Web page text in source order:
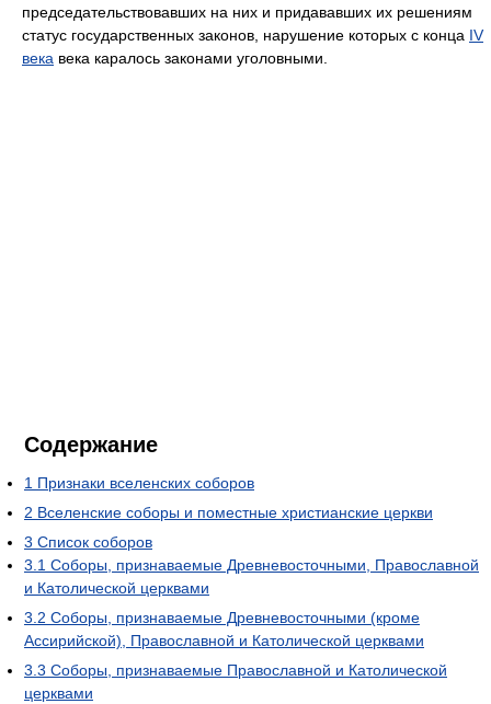
председательствовавших на них и придававших их решениям
статус государственных законов, нарушение которых c конца IV
века века каралось законами уголовными.
Содержание
1 Признаки вселенских соборов
2 Вселенские соборы и поместные христианские церкви
3 Список соборов
3.1 Соборы, признаваемые Древневосточными, Православной
и Католической церквами
3.2 Соборы, признаваемые Древневосточными (кроме
Ассирийской), Православной и Католической церквами
3.3 Соборы, признаваемые Православной и Католической
церквами